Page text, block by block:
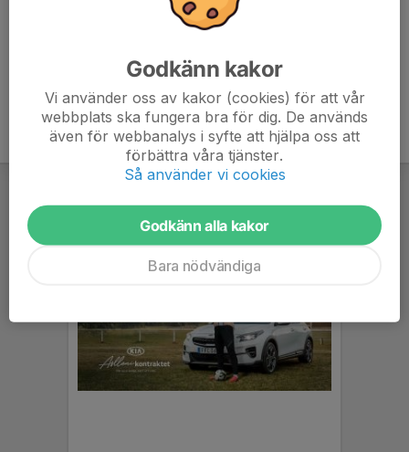
Godkänn kakor
Vi använder oss av kakor (cookies) för att vår
webbplats ska fungera bra för dig. De används
även för webbanalys i syfte att hjälpa oss att
förbättra våra tjänster.
Så använder vi cookies
Godkänn alla kakor
Bara nödvändiga